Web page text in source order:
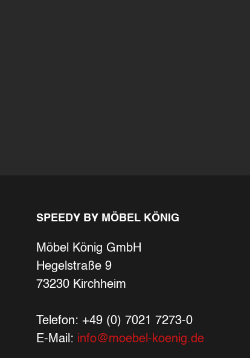
SPEEDY BY MÖBEL KÖNIG
Möbel König GmbH
Hegelstraße 9
73230 Kirchheim
Telefon: +49 (0) 7021 7273-0
E-Mail: info@moebel-koenig.de